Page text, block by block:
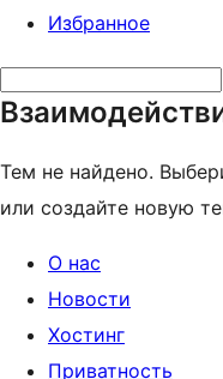
Избранное
тем:
Тем не найдено.
или создайте новую
О нас
Новости
Хостинг
Приватность